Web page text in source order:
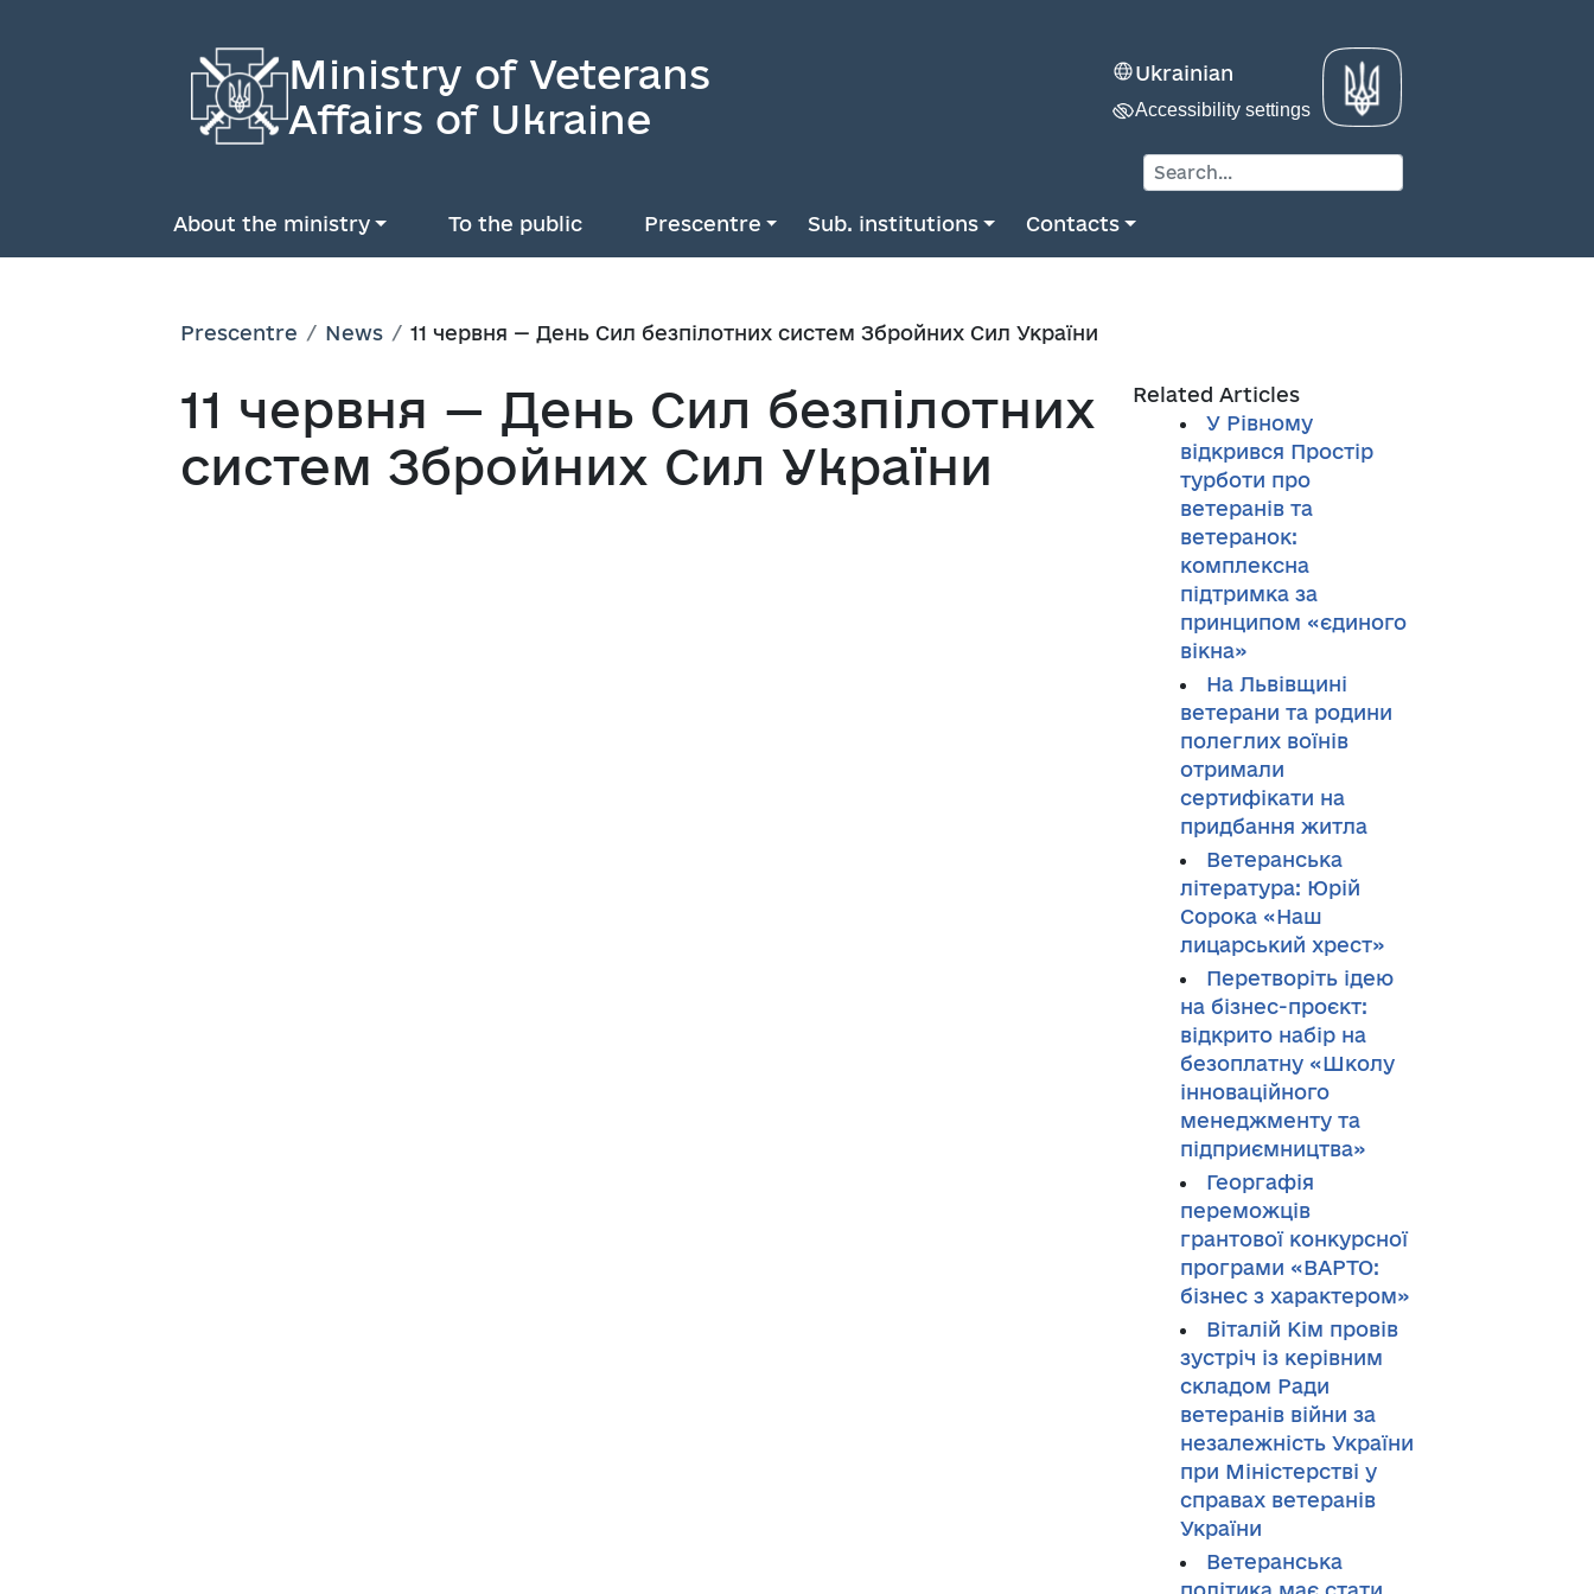
Ministry of Veterans
Affairs of Ukraine
Ukrainian
Accessibility settings
About the ministry To the public Prescentre Sub. institutions Contacts
Prescentre News 11 червня — День Сил безпілотних систем Збройних Сил України
11 червня — День Сил безпілотних
систем Збройних Сил України
Related Articles
У Рівному
відкрився Простір
турботи про
ветеранів та
ветеранок:
комплексна
підтримка за
принципом «єдиного
вікна»
На Львівщині
ветерани та родини
полеглих воїнів
отримали
сертифікати на
придбання житла
Ветеранська
література: Юрій
Сорока «Наш
лицарський хрест»
Перетворіть ідею
на бізнес-проєкт:
відкрито набір на
безоплатну «Школу
інноваційного
менеджменту та
підприємництва»
Георгафія
переможців
грантової конкурсної
програми «ВАРТО:
бізнес з характером»
Віталій Кім провів
зустріч із керівним
складом Ради
ветеранів війни за
незалежність України
при Міністерстві у
справах ветеранів
України
Ветеранська